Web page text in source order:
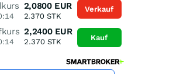
2,0800 EUR
2.370STK
2,2400 EUR
2.370STK
Verkauf
Kauf